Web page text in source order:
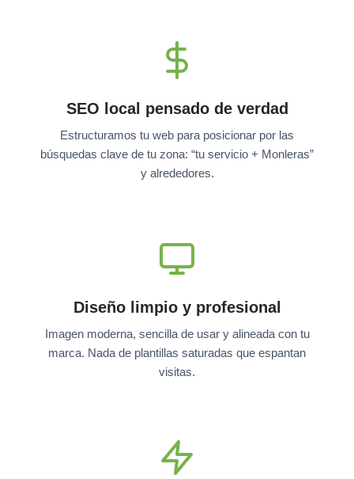
SEO local pensado de verdad
Estructuramos tu web para posicionar por las
búsquedas clave de tu zona: “tu servicio + Monleras”
y alrededores.
Diseño limpio y profesional
Imagen moderna, sencilla de usar y alineada con tu
marca. Nada de plantillas saturadas que espantan
visitas.